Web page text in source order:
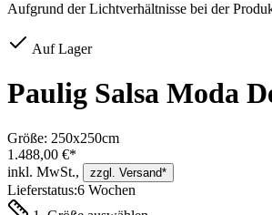
Aufgrund der Lichtverhältnisse bei der
Auf Lager
Paulig Salsa Moda
Größe: 250x250cm
1.488,00 €*
inkl. MwSt.,
zzgl. Versand*
Lieferstatus:6 Wochen